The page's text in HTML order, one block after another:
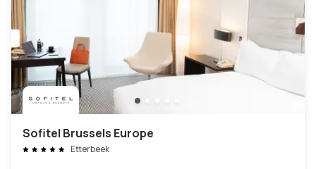
Sofitel Brussels Europe
Etterbeek